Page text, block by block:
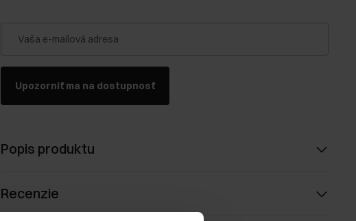
Vaša e-mailová adresa
Upozorniť ma na dostupnosť
Popis produktu
Recenzie